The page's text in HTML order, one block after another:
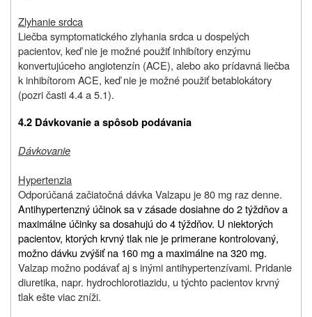
Zlyhanie srdca
Liečba symptomatického zlyhania srdca u dospelých
pacientov, keď nie je možné použiť inhibítory enzýmu
konvertujúceho angiotenzín (ACE), alebo ako prídavná liečba
k inhibítorom ACE, keď nie je možné použiť betablokátory
(pozri časti 4.4 a 5.1).
4.2 Dávkovanie a spôsob podávania
Dávkovanie
Hypertenzia
Odporúčaná začiatočná dávka Valzapu je 80 mg raz denne.
Antihypertenzný účinok sa v zásade dosiahne do 2 týždňov a
maximálne účinky sa dosahujú do 4 týždňov. U niektorých
pacientov, ktorých krvný tlak nie je primerane kontrolovaný,
možno dávku zvýšiť na 160 mg a maximálne na 320 mg.
Valzap možno podávať aj s inými antihypertenzívami. Pridanie
diuretika, napr. hydrochlorotiazidu, u týchto pacientov krvný
tlak ešte viac zníži.